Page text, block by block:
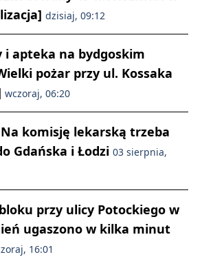
dzisiaj, 09:12
i apteka na bydgoskim
pożar przy ul. Kossaka
wczoraj, 06:20
Na komisję lekarską trzeba
Gdańska i Łodzi 03 sierpnia,
bloku przy ulicy Potockiego w
ugaszono w kilka minut
16:01